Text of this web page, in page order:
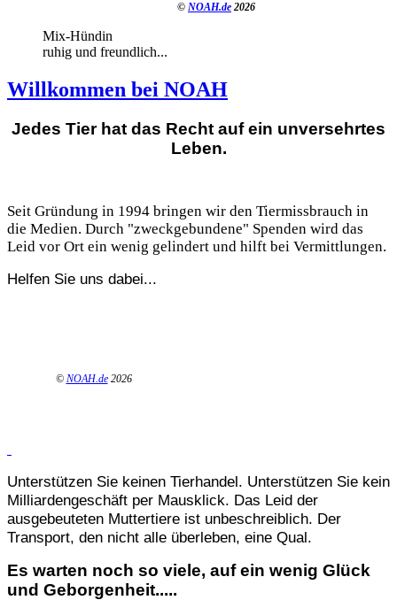
© NOAH.de 2026
Mix-Hündin
ruhig und freundlich...
Willkommen bei NOAH
Jedes Tier hat das Recht auf ein unversehrtes
Leben.
Seit Gründung in 1994 bringen wir den Tiermissbrauch in
die Medien. Durch "zweckgebundene" Spenden wird das
Leid vor Ort ein wenig gelindert und hilft bei Vermittlungen.
Helfen Sie uns dabei...
© NOAH.de 2026
Unterstützen Sie keinen Tierhandel. Unterstützen Sie kein
Milliardengeschäft per Mausklick. Das Leid der
ausgebeuteten Muttertiere ist unbeschreiblich. Der
Transport, den nicht alle überleben, eine Qual.
Es warten noch so viele, auf ein wenig Glück
und Geborgenheit.....